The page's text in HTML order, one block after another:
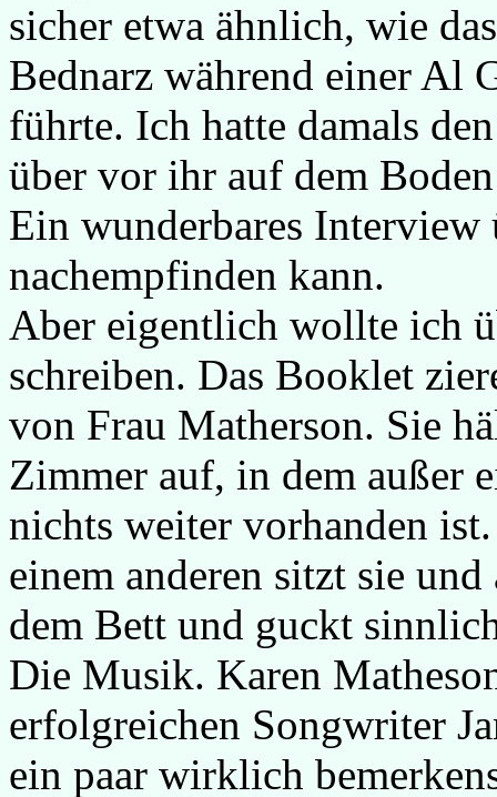
sicher etwa ähnlich, wie
Bednarz während einer Al
führte. Ich hatte damals
über vor ihr auf dem
Ein wunderbares Interview
nachempfinden kann.
Aber eigentlich wollte ich
schreiben. Das Booklet
von Frau Matherson. Sie
Zimmer auf, in dem außer
nichts weiter vorhanden
einem anderen sitzt sie
dem Bett und guckt
Die Musik. Karen
erfolgreichen Songwriter
ein paar wirklich